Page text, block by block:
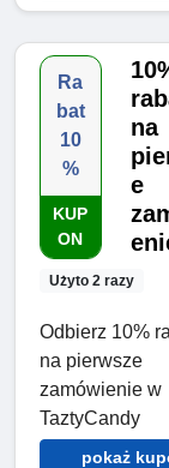
Ra
bat
10
%
KUP
ON
Użyto 2 razy
na
e
Odbierz 10%
na pierwsze
zamówienie w
TaztyCandy
pokaż